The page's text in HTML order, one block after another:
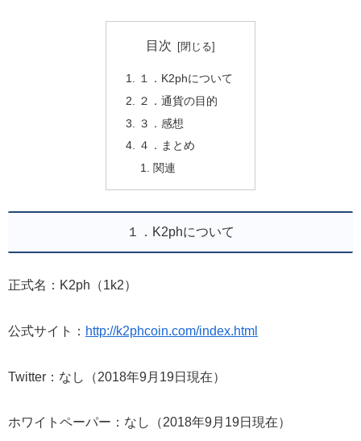
目次
１．K2phについて
２．通貨の目的
３．感想
４．まとめ
関連
１．K2phについて
正式名：K2ph（1k2）
公式サイト： http://k2phcoin.com/index.html
Twitter：なし（2018年9月19日現在）
ホワイトペーパー：なし（2018年9月19日現在）